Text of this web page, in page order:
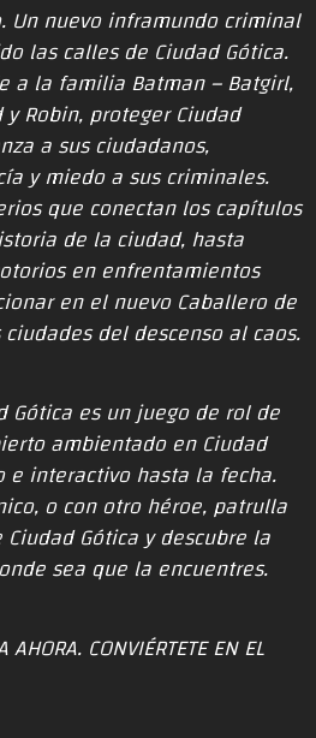
Un nuevo inframundo criminal
las calles de Ciudad Gótica.
a la familia Batman – Batgirl,
Robin, proteger Ciudad
a sus ciudadanos,
y miedo a sus criminales.
que conectan los capítulos
de la ciudad, hasta
en enfrentamientos
en el nuevo Caballero de
del descenso al caos.
Gótica es un juego de rol de
ambientado en Ciudad
e interactivo hasta la fecha.
o con otro héroe, patrulla
Gótica y descubre la
sea que la encuentres.
AHORA. CONVIÉRTETE EN EL